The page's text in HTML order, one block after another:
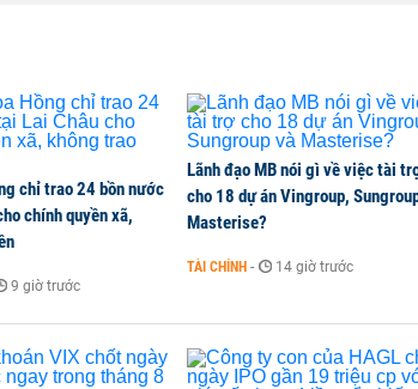
mua vào?
động công trình đóng BHXH bắt buộc
bị khởi tố
chỉ trao 24 bồn nước
chính quyền xã,
9 giờ trước
Lãnh đạo MB nói gì về việc tài
cho 18 dự án Vingroup,
Masterise?
TÀI CHÍNH - 14 giờ trước